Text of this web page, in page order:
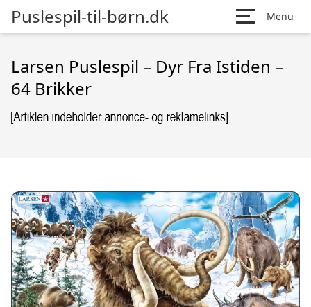
Puslespil-til-børn.dk Menu
Larsen Puslespil – Dyr Fra Istiden –
64 Brikker